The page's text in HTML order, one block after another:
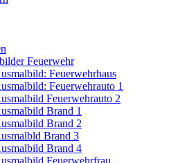
Feuerwehr
Feuerwehrhaus
Feuerwehrauto 1
Feuerwehrauto 2
Brand 1
Brand 2
Brand 3
Brand 4
Feuerwehrfrau